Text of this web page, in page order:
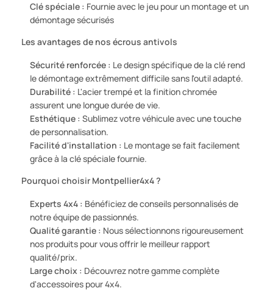
Clé spéciale : Fournie avec le jeu pour un montage et un
démontage sécurisés
Les avantages de nos écrous antivols
Sécurité renforcée : Le design spécifique de la clé rend
le démontage extrêmement difficile sans l'outil adapté.
Durabilité : L'acier trempé et la finition chromée
assurent une longue durée de vie.
Esthétique : Sublimez votre véhicule avec une touche
de personnalisation.
Facilité d'installation : Le montage se fait facilement
grâce à la clé spéciale fournie.
Pourquoi choisir Montpellier4x4 ?
Experts 4x4 : Bénéficiez de conseils personnalisés de
notre équipe de passionnés.
Qualité garantie : Nous sélectionnons rigoureusement
nos produits pour vous offrir le meilleur rapport
qualité/prix.
Large choix : Découvrez notre gamme complète
d'accessoires pour 4x4.